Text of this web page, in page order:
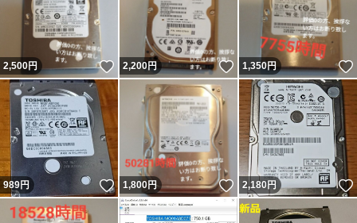
2,500円 いいね！
2,200円 いいね！
1,350円
989円 いいね！
1,800円 いいね！
2,180円